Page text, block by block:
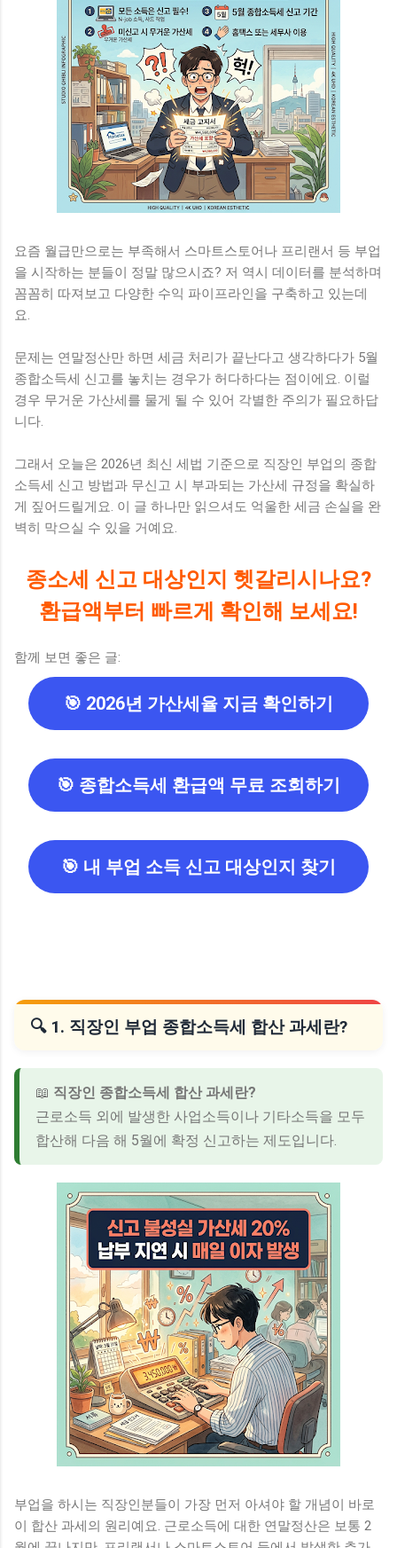
요즘 월급만으로는 부족해서 스마트스토어나 프리랜서 등 부업
을 시작하는 분들이 정말 많으시죠? 저 역시 데이터를 분석하며
꼼꼼히 따져보고 다양한 수익 파이프라인을 구축하고 있는데
요.
문제는 연말정산만 하면 세금 처리가 끝난다고 생각하다가 5월
종합소득세 신고를 놓치는 경우가 허다하다는 점이에요. 이럴
경우 무거운 가산세를 물게 될 수 있어 각별한 주의가 필요하답
니다.
그래서 오늘은 2026년 최신 세법 기준으로 직장인 부업의 종합
소득세 신고 방법과 무신고 시 부과되는 가산세 규정을 확실하
게 짚어드릴게요. 이 글 하나만 읽으셔도 억울한 세금 손실을 완
벽히 막으실 수 있을 거예요.
종소세 신고 대상인지 헷갈리시나요?
환급액부터 빠르게 확인해 보세요!
함께 보면 좋은 글:
🎯 2026년 가산세율 지금 확인하기
🎯 종합소득세 환급액 무료 조회하기
🎯 내 부업 소득 신고 대상인지 찾기
🔍 1. 직장인 부업 종합소득세 합산 과세란?
📖 직장인 종합소득세 합산 과세란?
근로소득 외에 발생한 사업소득이나 기타소득을 모두
합산해 다음 해 5월에 확정 신고하는 제도입니다.
부업을 하시는 직장인분들이 가장 먼저 아셔야 할 개념이 바로
이 합산 과세의 원리예요. 근로소득에 대한 연말정산은 보통 2